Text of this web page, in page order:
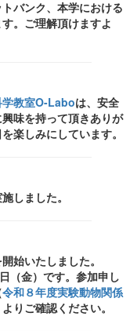
バンク、本学における
。ご理解頂けますよ
教室O-Laboは、安全
味を持って頂きありが
楽しみにしています。
しました。
始いたしました。
（金）です。参加申し
令和８年度実験動物関係
よりご確認ください。